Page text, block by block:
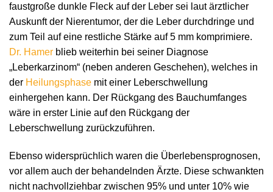
faustgroße dunkle Fleck auf der Leber sei laut ärztlicher
Auskunft der Nierentumor, der die Leber durchdringe und
zum Teil auf eine restliche Stärke auf 5 mm komprimiere.
Dr. Hamer blieb weiterhin bei seiner Diagnose
„Leberkarzinom“ (neben anderen Geschehen), welches in
der Heilungsphase mit einer Leberschwellung
einhergehen kann. Der Rückgang des Bauchumfanges
wäre in erster Linie auf den Rückgang der
Leberschwellung zurückzuführen.
Ebenso widersprüchlich waren die Überlebensprognosen,
vor allem auch der behandelnden Ärzte. Diese schwankten
nicht nachvollziehbar zwischen 95% und unter 10% wie